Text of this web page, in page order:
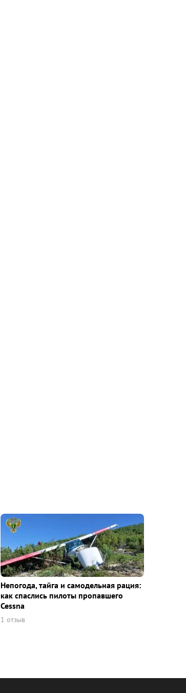
Непогода, тайга и самодельная рация:
как спаслись пилоты пропавшего
Cessna
1 отзыв